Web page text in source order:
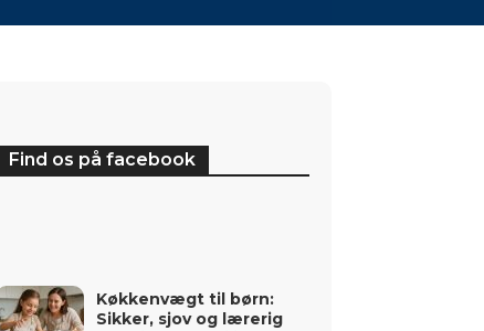
Find os på facebook
Køkkenvægt til børn:
Sikker, sjov og lærerig